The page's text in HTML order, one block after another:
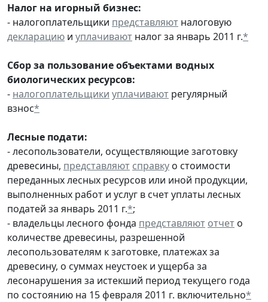
Налог на игорный бизнес:
- налогоплательщики представляют налоговую
декларацию и уплачивают налог за январь 2011 г.*
Сбор за пользование объектами водных
биологических ресурсов:
- налогоплательщики уплачивают регулярный
взнос*
Лесные подати:
- лесопользователи, осуществляющие заготовку
древесины, представляют справку о стоимости
переданных лесных ресурсов или иной продукции,
выполненных работ и услуг в счет уплаты лесных
податей за январь 2011 г.*;
- владельцы лесного фонда представляют отчет о
количестве древесины, разрешенной
лесопользователям к заготовке, платежах за
древесину, о суммах неустоек и ущерба за
лесонарушения за истекший период текущего года
по состоянию на 15 февраля 2011 г. включительно*